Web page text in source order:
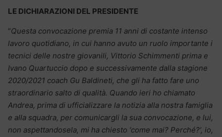
LE DICHIARAZIONI DEL PRESIDENTE
“Questa convocazione premia 11 anni di costante intenso
lavoro quotidiano, in cui hanno avuto un ruolo importante i
tecnici delle nostre giovanili, Vittorio Schimmenti prima e
Ivano Quartuccio dopo e successivamente dalla stagione
2020/2021 coach Gu Baldineti, che gli ha fatto fare uno
straordinario salto di qualità. Quando ieri ho chiamato
Andrea, prima di ufficializzare la notizia alla nostra famiglia
e alla squadra, per comunicargli la sua convocazione, e lui,
non aspettandosela, mi ha chiesto ‘come mai? Perché?’, io,